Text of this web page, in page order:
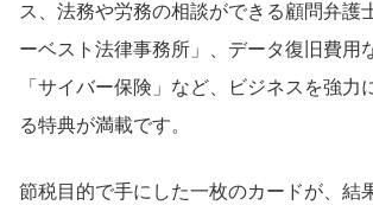
ス、法務や労務の相談ができる顧問弁護
ーベスト法律事務所」、データ復旧費用
「サイバー保険」など、ビジネスを強力
る特典が満載です。
節税目的で手にした一枚のカードが、結